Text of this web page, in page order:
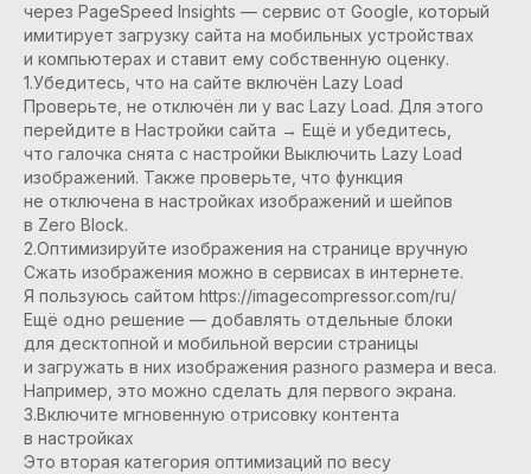
через PageSpeed Insights — сервис от Google, который
имитирует загрузку сайта на мобильных устройствах
и компьютерах и ставит ему собственную оценку.
1.Убедитесь, что на сайте включён Lazy Load
Проверьте, не отключён ли у вас Lazy Load. Для этого
перейдите в Настройки сайта → Ещё и убедитесь,
что галочка снята с настройки Выключить Lazy Load
изображений. Также проверьте, что функция
не отключена в настройках изображений и шейпов
в Zero Block.
2.Оптимизируйте изображения на странице вручную
Сжать изображения можно в сервисах в интернете.
Я пользуюсь сайтом https://imagecompressor.com/ru/
Ещё одно решение — добавлять отдельные блоки
для десктопной и мобильной версии страницы
и загружать в них изображения разного размера и веса.
Например, это можно сделать для первого экрана.
3.Включите мгновенную отрисовку контента
в настройках
Это вторая категория оптимизаций по весу